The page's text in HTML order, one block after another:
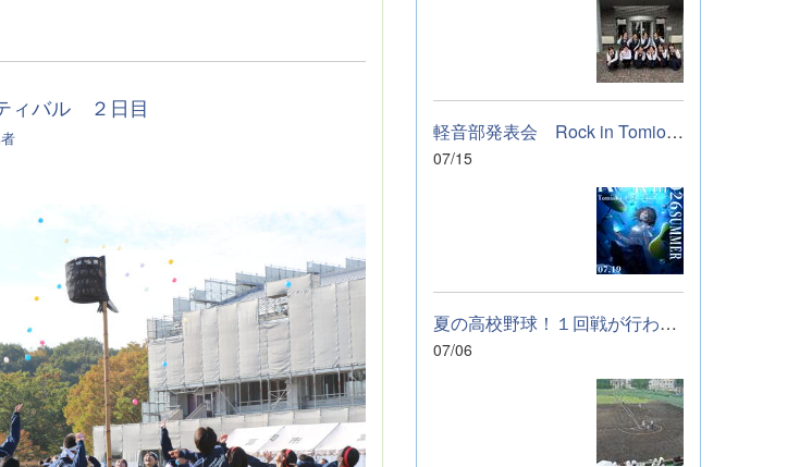
ィバル ２日目
軽音部発表会 Rock in Tomioka High school 開催します
07/15
夏の高校野球！１回戦が行われました。
07/06